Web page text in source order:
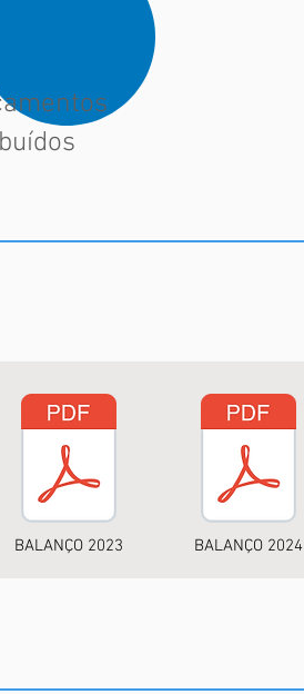
BALANÇO 2023 BALANÇO 2024